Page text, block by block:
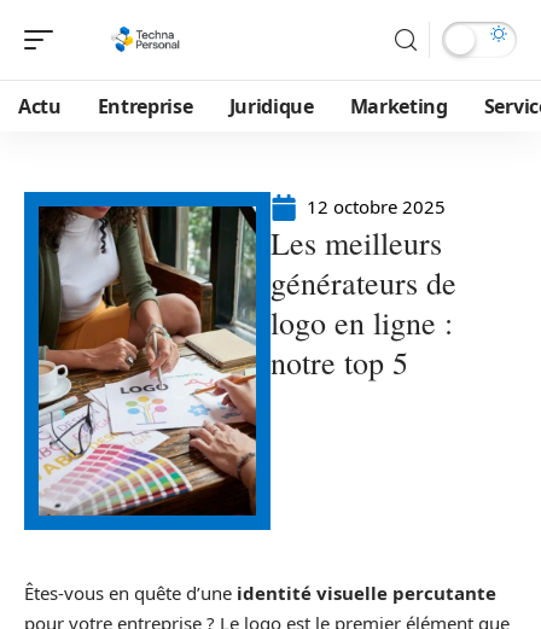
Actu Entreprise Juridique Marketing
12 octobre 2025
Les meilleurs
générateurs de
logo en ligne :
notre top 5
Êtes-vous en quête d’une identité visuelle percutante
pour votre entreprise ? Le logo est le premier élément que